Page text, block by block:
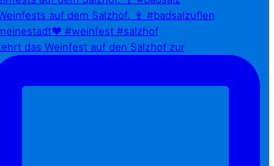
das Weinfest auf den Salzhof zur